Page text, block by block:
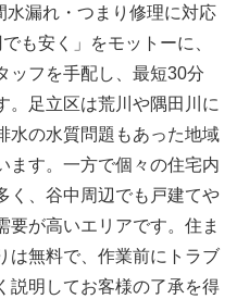
水漏れ・つまり修理に対応
も安く」をモットーに、
ッフを手配し、最短30分
。足立区は荒川や隅田川に
水の水質問題もあった地域
ます。一方で個々の住宅内
く、谷中周辺でも戸建てや
要が高いエリアです。住ま
は無料で、作業前にトラブ
説明してお客様の了承を得